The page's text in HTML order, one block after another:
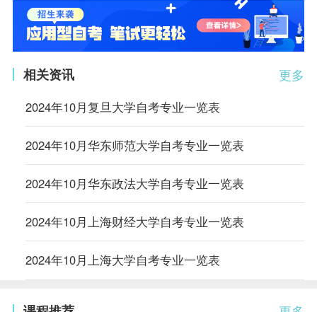
更多
相关资讯
2024年10月复旦大学自考专业一览表
2024年10月华东师范大学自考专业一览表
2024年10月华东政法大学自考专业一览表
2024年10月上海财经大学自考专业一览表
2024年10月上海大学自考专业一览表